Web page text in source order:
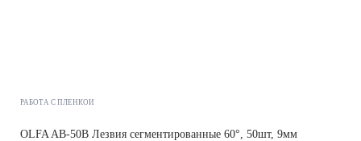
РАБОТА С ПЛЕНКОЙ
OLFA AB-50B Лезвия сегментированные 60°, 50шт, 9мм